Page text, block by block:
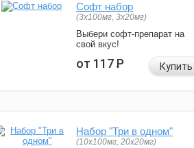
Софт набор
(3x100мг, 3x20мг)
Выбери софт-препарат на
свой вкус!
от 117Р Купить
Набор "Три в одном"
(10x100мг, 20x20мг)